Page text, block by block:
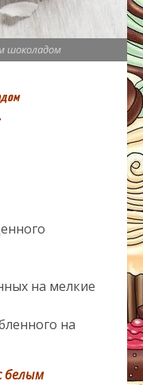
шоколадом
на мелкие
на
белым